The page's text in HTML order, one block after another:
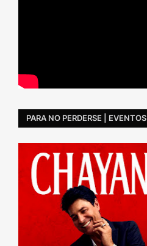
PARA NO PERDERSE | EVENTOS